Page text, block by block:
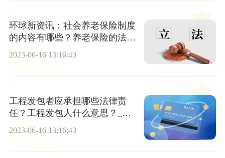
环球新资讯：社会养老保险制度
的内容有哪些？养老保险的法律
2023-06-16 13:16:43
工程发包者应承担哪些法律责
任？工程发包人什么意思？_当
2023-06-16 13:16:43